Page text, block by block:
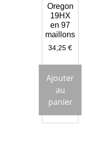
Oregon
19HX
en 97
maillons
34,25€
Ajouter
au
panier